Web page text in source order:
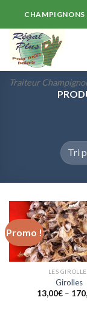
content
CHAMPIGNONS
Traiteur
Promo !
LES
Girolles
13,00€–